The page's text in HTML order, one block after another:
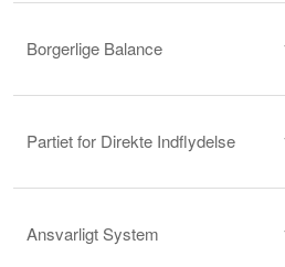
Borgerlige Balance
Partiet for Direkte Indflydelse
Ansvarligt System